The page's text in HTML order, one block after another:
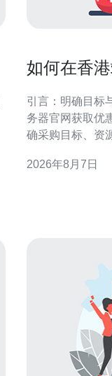
如何在香
引言：明确目标与信息来源 在寻
务器官网获取优
确采购目标、资
重官网途径与谈
2026年8月7日